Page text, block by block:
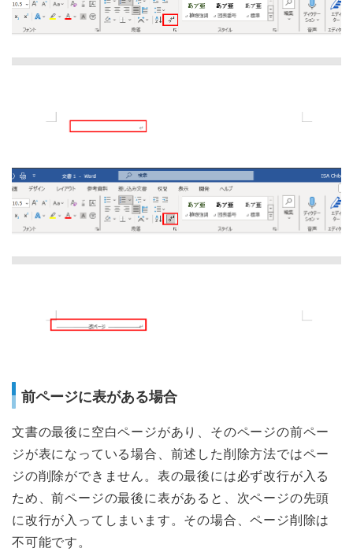
前ページに表がある場合
文書の最後に空白ページがあり、そのページの前ペー
ジが表になっている場合、前述した削除方法ではペー
ジの削除ができません。表の最後には必ず改行が入る
ため、前ページの最後に表があると、次ページの先頭
に改行が入ってしまいます。その場合、ページ削除は
不可能です。